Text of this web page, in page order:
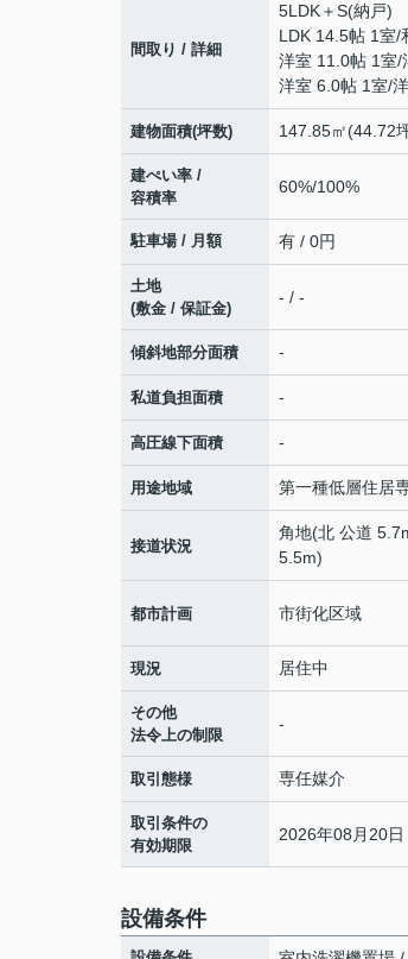
間取り / 詳細
5LDK＋S(納戸)
LDK 14.5帖 1室/
洋室 11.0帖 1室/
洋室 6.0帖 1室/
建物面積(坪数) 147.85㎡(44.72
建ぺい率 /
容積率
60%/100%
駐車場 / 月額 有 / 0円
土地
(敷金 / 保証金)
- / -
傾斜地部分面積 -
私道負担面積 -
高圧線下面積 -
用途地域 第一種低層住居
接道状況
角地(北 公道
5.5m)
都市計画 市街化区域
現況 居住中
その他
法令上の制限
-
取引態様 専任媒介
取引条件の
有効期限
2026年08月20日
設備条件